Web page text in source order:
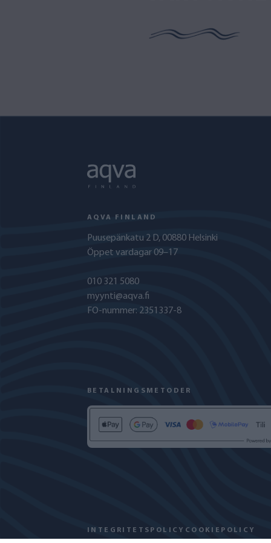
AQVA FINLAND
Puusepänkatu 2 D, 00880 Helsinki
Öppet vardagar 09–17
010 321 5080
myynti@aqva.fi
FO-nummer: 2351337-8
BETALNINGSMETODER
INTEGRITETSPOLICY COOKIEPOLICY